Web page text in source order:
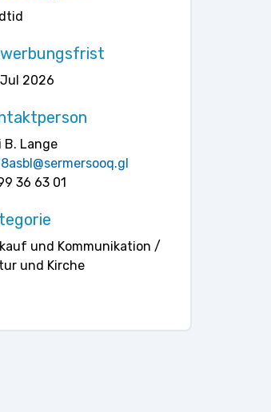
Jul 2026
B. Lange
36 63 01
und Kommunikation /
und Kirche